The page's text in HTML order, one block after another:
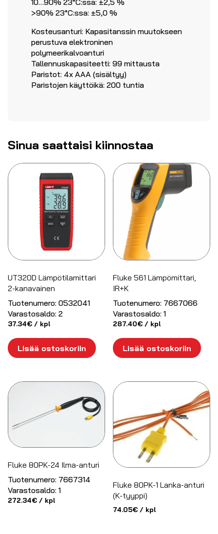
10…90% 23°C:ssa: ±2,5 %
>90% 23°C:ssa: ±5,0 %
Kosteusanturi: Kapasitanssin muutokseen
perustuva elektroninen
polymeerikalvoanturi
Tallennuskapasiteetti: 99 mittausta
Paristot: 4x AAA (sisältyy)
Paristojen käyttöikä: 200 tuntia
Sinua saattaisi kiinnostaa
UT320D Lämpötilamittari
2-kanavainen
Tuotenumero: 0532041
Varastosaldo: 2
37.34€ / kpl
Lisää ostoskoriin
Fluke 561 Lämpömittari,
IR+K
Tuotenumero: 7667066
Varastosaldo: 1
287.40€ / kpl
Lisää ostoskoriin
Fluke 80PK-24 Ilma-anturi
Tuotenumero: 7667314
Varastosaldo: 1
272.34€ / kpl
Fluke 80PK-1 Lanka-anturi
(K-tyyppi)
74.05€ / kpl